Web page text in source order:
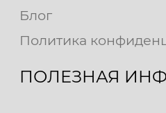
Блог
Политика
ПОЛЕЗНАЯ